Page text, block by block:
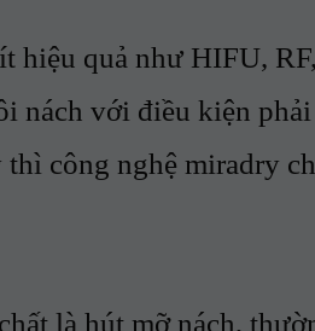
quả như HIFU, RF,
nách với điều kiện
nghệ miradry chỉ
là hút mỡ nách,